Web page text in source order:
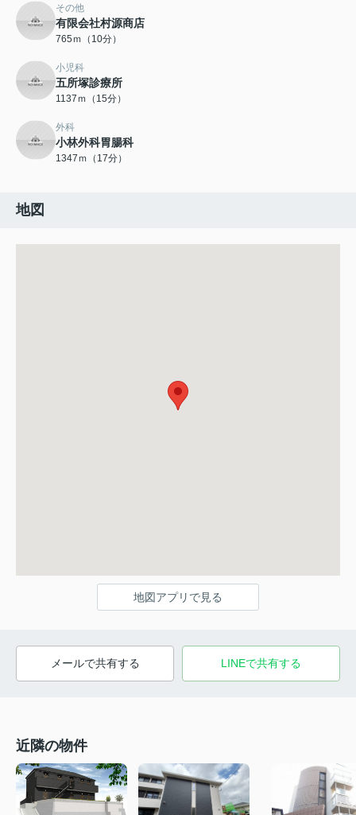
その他
有限会社村源商店
765ｍ（10分）
小児科
五所塚診療所
1137ｍ（15分）
外科
小林外科胃腸科
1347ｍ（17分）
地図
地図アプリで見る
メールで共有する LINEで共有する
近隣の物件